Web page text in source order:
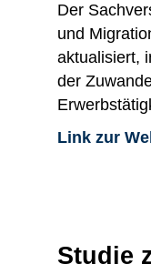
Der
und
aktualisiert,
der
Link zur
Studie